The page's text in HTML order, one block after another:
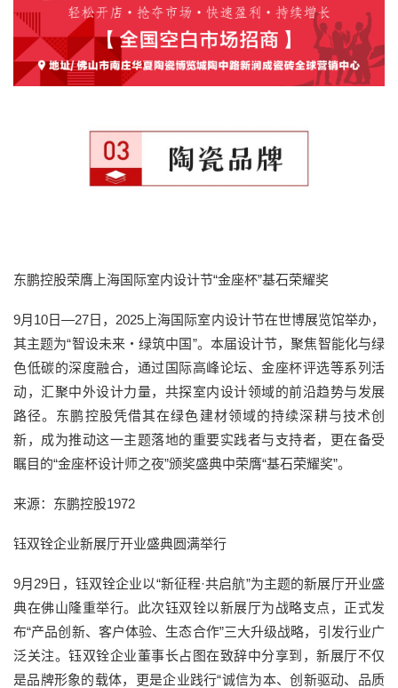
东鹏控股荣膺上海国际室内设计节“金座杯”基石荣耀奖
9月10日—27日，2025上海国际室内设计节在世博展览馆举办，
其主题为“智设未来・绿筑中国”。本届设计节，聚焦智能化与绿
色低碳的深度融合，通过国际高峰论坛、金座杯评选等系列活
动，汇聚中外设计力量，共探室内设计领域的前沿趋势与发展
路径。东鹏控股凭借其在绿色建材领域的持续深耕与技术创
新，成为推动这一主题落地的重要实践者与支持者，更在备受
瞩目的“金座杯设计师之夜”颁奖盛典中荣膺“基石荣耀奖”。
来源：东鹏控股1972
钰双铨企业新展厅开业盛典圆满举行
9月29日，钰双铨企业以“新征程·共启航”为主题的新展厅开业盛
典在佛山隆重举行。此次钰双铨以新展厅为战略支点，正式发
布“产品创新、客户体验、生态合作”三大升级战略，引发行业广
泛关注。钰双铨企业董事长占图在致辞中分享到，新展厅不仅
是品牌形象的载体，更是企业践行“诚信为本、创新驱动、品质